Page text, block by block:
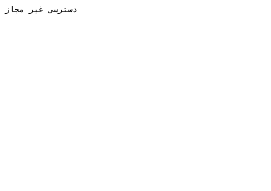
دسترسی غیر مجاز